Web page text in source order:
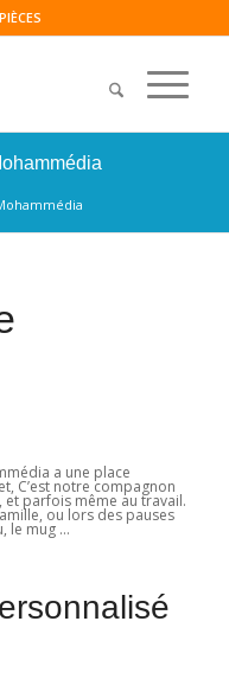
a une place
C’est notre compagnon
parfois même au travail.
ou lors des pauses
le mug …